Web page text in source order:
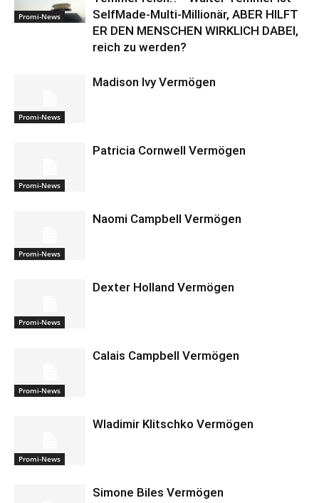
Promi-News
SelfMade-Multi-Millionär, ABER HILFT
ER DEN MENSCHEN WIRKLICH DABEI,
reich zu werden?
Promi-News
Madison Ivy Vermögen
Promi-News
Patricia Cornwell Vermögen
Promi-News
Naomi Campbell Vermögen
Promi-News
Dexter Holland Vermögen
Promi-News
Calais Campbell Vermögen
Promi-News
Wladimir Klitschko Vermögen
Simone Biles Vermögen